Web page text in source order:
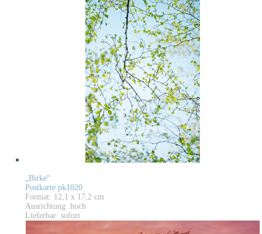
„Birke“
Postkarte pk1020
Format: 12,1 x 17,2 cm
Ausrichtung: hoch
Lieferbar: sofort